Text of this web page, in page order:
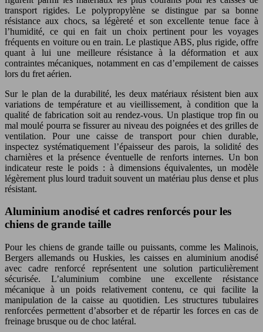
transport rigides. Le polypropylène se distingue par sa bonne
résistance aux chocs, sa légèreté et son excellente tenue face à
l’humidité, ce qui en fait un choix pertinent pour les voyages
fréquents en voiture ou en train. Le plastique ABS, plus rigide, offre
quant à lui une meilleure résistance à la déformation et aux
contraintes mécaniques, notamment en cas d’empilement de caisses
lors du fret aérien.
Sur le plan de la durabilité, les deux matériaux résistent bien aux
variations de température et au vieillissement, à condition que la
qualité de fabrication soit au rendez-vous. Un plastique trop fin ou
mal moulé pourra se fissurer au niveau des poignées et des grilles de
ventilation. Pour une caisse de transport pour chien durable,
inspectez systématiquement l’épaisseur des parois, la solidité des
charnières et la présence éventuelle de renforts internes. Un bon
indicateur reste le poids : à dimensions équivalentes, un modèle
légèrement plus lourd traduit souvent un matériau plus dense et plus
résistant.
Aluminium anodisé et cadres renforcés pour les
chiens de grande taille
Pour les chiens de grande taille ou puissants, comme les Malinois,
Bergers allemands ou Huskies, les caisses en aluminium anodisé
avec cadre renforcé représentent une solution particulièrement
sécurisée. L’aluminium combine une excellente résistance
mécanique à un poids relativement contenu, ce qui facilite la
manipulation de la caisse au quotidien. Les structures tubulaires
renforcées permettent d’absorber et de répartir les forces en cas de
freinage brusque ou de choc latéral.